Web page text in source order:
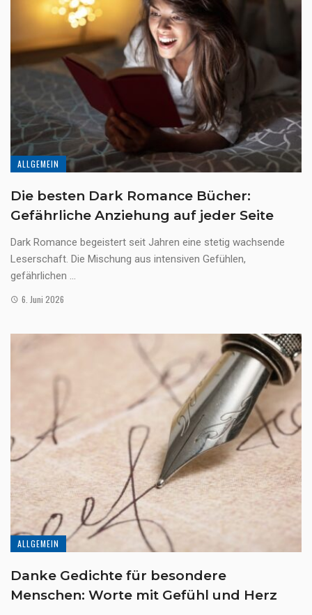
ALLGEMEIN
Die besten Dark Romance Bücher:
Gefährliche Anziehung auf jeder Seite
Dark Romance begeistert seit Jahren eine stetig wachsende
Leserschaft. Die Mischung aus intensiven Gefühlen,
gefährlichen ...
6. Juni 2026
ALLGEMEIN
Danke Gedichte für besondere
Menschen: Worte mit Gefühl und Herz